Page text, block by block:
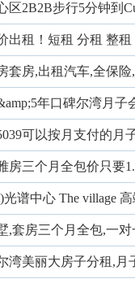
区2B2B步行5分钟到
出租！短租 分租 整
套房,出租汽车,全保险
年口碑尔湾月
可以按月支付的月
房三个月全包价只要
光谱中心 The village
,套房三个月全包,一
湾美丽大房子分租,月